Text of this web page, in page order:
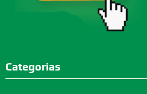
Categorias